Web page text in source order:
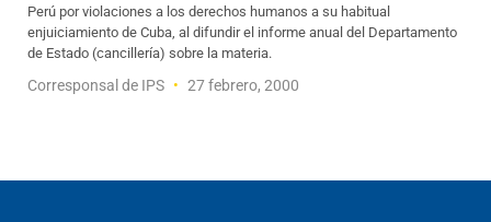
Perú por violaciones a los derechos humanos a su habitual
enjuiciamiento de Cuba, al difundir el informe anual del Departamento
de Estado (cancillería) sobre la materia.
Corresponsal de IPS 27 febrero, 2000